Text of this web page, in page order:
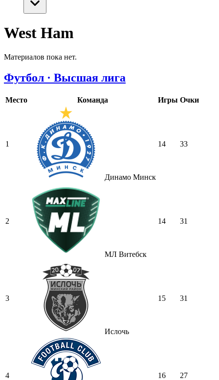
West Ham
Материалов пока нет.
Футбол · Высшая лига
Место Команда Игры Очки
1
Динамо Минск
14 33
2
МЛ Витебск
14 31
3
Ислочь
15 31
4 16 27